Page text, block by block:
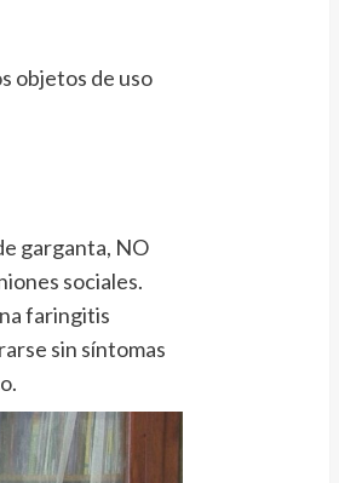
objetos de uso
garganta, NO
sociales.
faringitis
sin síntomas